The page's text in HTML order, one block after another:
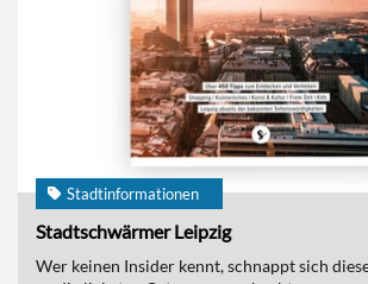
Stadtinformationen
Stadtschwärmer Leipzig
Wer keinen Insider kennt, schnappt sich